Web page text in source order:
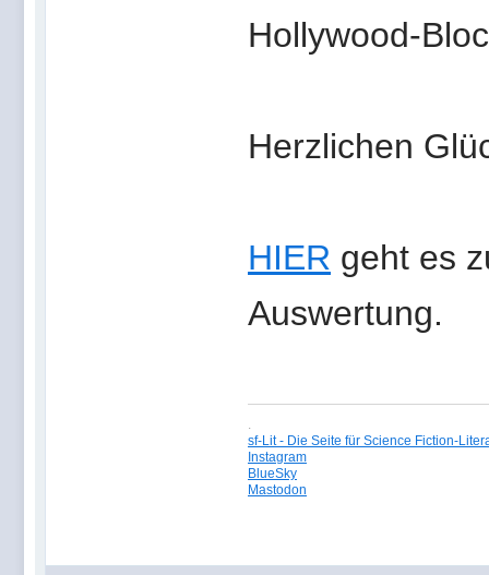
Hollywood-
Herzlichen
HIER geht es
Auswertung.
sf-Lit - Die Seite für Science Fiction-
Instagram
BlueSky
Mastodon